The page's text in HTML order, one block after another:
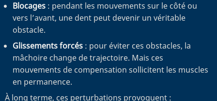
Blocages : pendant les mouvements sur le côté ou
vers l’avant, une dent peut devenir un véritable
obstacle.
Glissements forcés : pour éviter ces obstacles, la
mâchoire change de trajectoire. Mais ces
mouvements de compensation sollicitent les muscles
en permanence.
À long terme, ces perturbations provoquent :